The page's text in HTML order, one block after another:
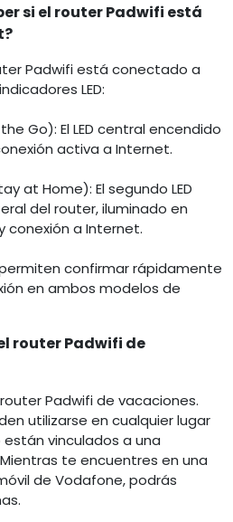
si el router Padwifi está
Padwifi está conectado a
LED:
Go): El LED central encendido
activa a Internet.
at Home): El segundo LED
del router, iluminado en
conexión a Internet.
confirmar rápidamente
en ambos modelos de
router Padwifi de
Padwifi de vacaciones.
utilizarse en cualquier lugar
están vinculados a una
te encuentres en una
de Vodafone, podrás